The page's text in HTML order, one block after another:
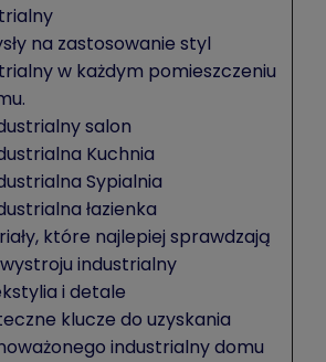
na zastosowanie styl
w każdym pomieszczeniu
salon
Kuchnia
Sypialnia
łazienka
które najlepiej sprawdzają
industrialny
i detale
klucze do uzyskania
industrialny domu